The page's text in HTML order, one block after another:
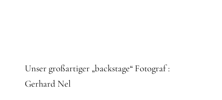
Unser großartiger „backstage“ Fotograf :
Gerhard Nel